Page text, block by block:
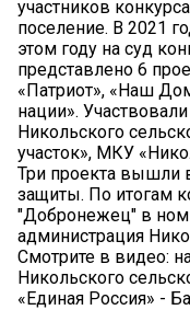
участников
поселение. В 2021
этом году на суд
представлено 6
«Патриот», «Наш
нации».
Никольского
участок», МКУ
Три проекта вышли
защиты. По итогам
"Добронежец" в
администрация
Смотрите в видео:
Никольского
«Единая Россия» -